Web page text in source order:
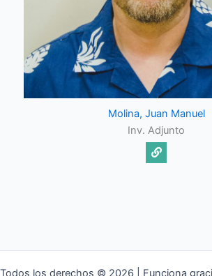
Molina, Juan Manuel
Inv. Adjunto
Todos los derechos © 2026 | Funciona